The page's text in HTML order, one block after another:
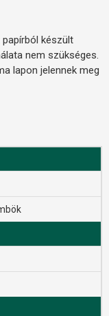
papírból készült
nem szükséges.
lapon jelennek meg